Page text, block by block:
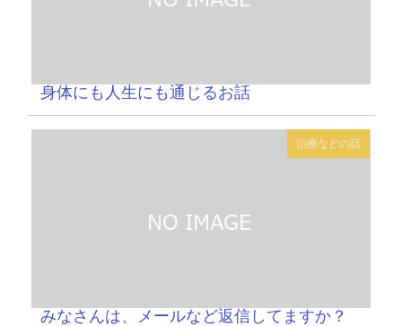
身体にも人生にも通じるお話
治療などの話
みなさんは、メールなど返信してますか？